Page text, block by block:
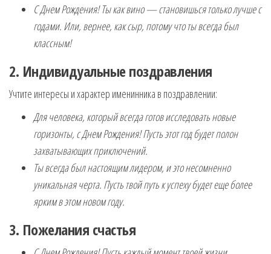
С Днем Рождения! Ты как вино — становишься только лучше с
годами. Или, вернее, как сыр, потому что ты всегда был
классным!
2. Индивидуальные поздравления
Учтите интересы и характер именинника в поздравлении:
Для человека, который всегда готов исследовать новые
горизонты, с Днем Рождения! Пусть этот год будет полон
захватывающих приключений.
Ты всегда был настоящим лидером, и это несомненно
уникальная черта. Пусть твой путь к успеху будет еще более
ярким в этом новом году.
3. Пожелания счастья